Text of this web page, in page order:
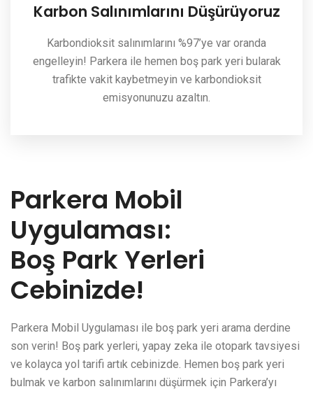
Karbon Salınımlarını Düşürüyoruz
Karbondioksit salınımlarını %97’ye var oranda
engelleyin! Parkera ile hemen boş park yeri bularak
trafikte vakit kaybetmeyin ve karbondioksit
emisyonunuzu azaltın.
Parkera Mobil
Uygulaması:
Boş Park Yerleri
Cebinizde!
Parkera Mobil Uygulaması ile boş park yeri arama derdine
son verin! Boş park yerleri, yapay zeka ile otopark tavsiyesi
ve kolayca yol tarifi artık cebinizde. Hemen boş park yeri
bulmak ve karbon salınımlarını düşürmek için Parkera’yı